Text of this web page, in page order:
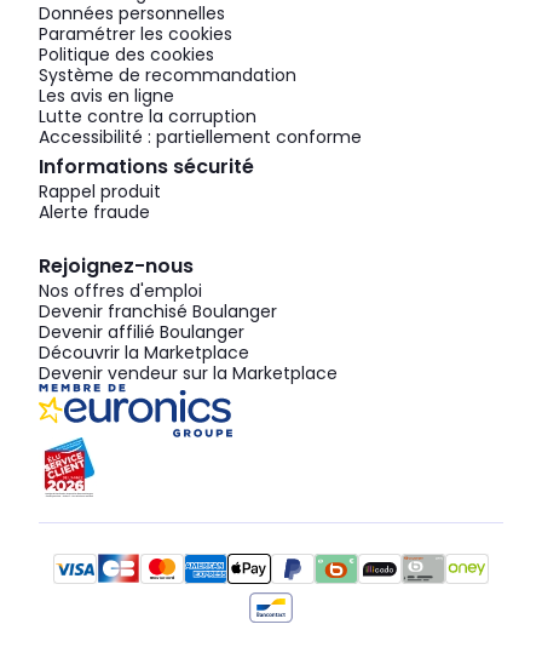
Données personnelles
Paramétrer les cookies
Politique des cookies
Système de recommandation
Les avis en ligne
Lutte contre la corruption
Accessibilité : partiellement conforme
Informations sécurité
Rappel produit
Alerte fraude
Rejoignez-nous
Nos offres d'emploi
Devenir franchisé Boulanger
Devenir affilié Boulanger
Découvrir la Marketplace
Devenir vendeur sur la Marketplace